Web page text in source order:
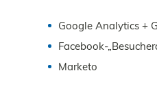
Google Analytics +
Facebook-
Marketo